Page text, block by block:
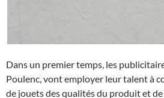
Dans un premier temps, les
Poulenc, vont employer leur talent à
de jouets des qualités du produit et